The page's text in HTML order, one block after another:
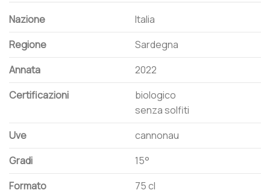
Nazione
Italia
Regione
Sardegna
Annata
2022
Certificazioni
biologico
senza solfiti
Uve
cannonau
Gradi
15°
Formato
75 cl